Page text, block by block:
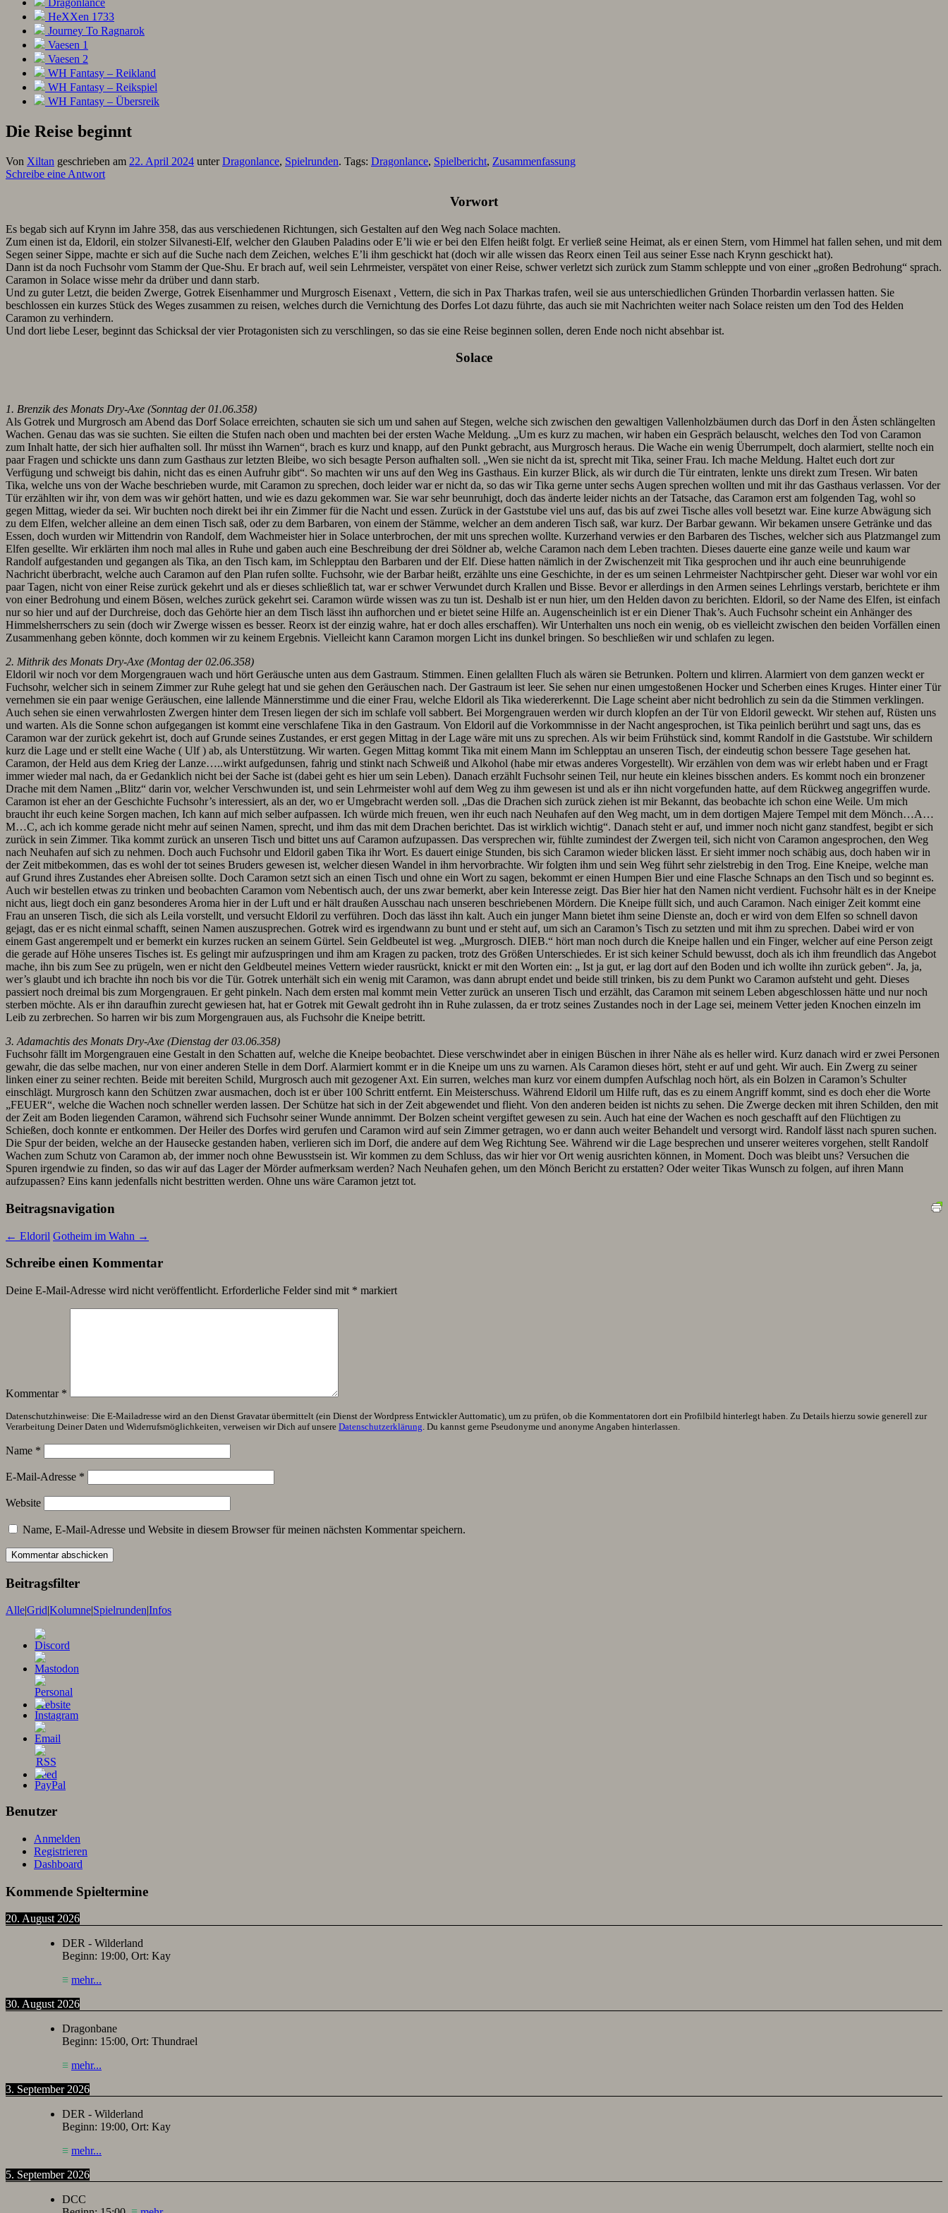
Dragonlance
HeXXen 1733
Journey To Ragnarok
Vaesen 1
Vaesen 2
WH Fantasy – Reikland
WH Fantasy – Reikspiel
WH Fantasy – Übersreik
Die Reise beginnt
Von Xiltan geschrieben am 22. April 2024 unterDragonlance, Spielrunden. Tags: Dragonlance, Spielbericht, Zusammenfassung
Schreibe eine Antwort
Vorwort
Es begab sich auf Krynn im Jahre 358, das aus verschiedenen Richtungen, sich Gestalten auf den Weg nach Solace machten.
Zum einen ist da, Eldoril, ein stolzer Silvanesti-Elf, welcher den Glauben Paladins oder E’li wie er bei den Elfen heißt folgt. Er verließ seine Heimat, als er einen Stern, vom Himmel hat fallen sehen, und mit dem
Segen seiner Sippe, machte er sich auf die Suche nach dem Zeichen, welches E’li ihm geschickt hat (doch wir alle wissen das Reorx einen Teil aus seiner Esse nach Krynn geschickt hat).
Dann ist da noch Fuchsohr vom Stamm der Que-Shu. Er brach auf, weil sein Lehrmeister, verspätet von einer Reise, schwer verletzt sich zurück zum Stamm schleppte und von einer „großen Bedrohung“ sprach.
Caramon in Solace wisse mehr da drüber und dann starb.
Und zu guter Letzt, die beiden Zwerge, Gotrek Eisenhammer und Murgrosch Eisenaxt , Vettern, die sich in Pax Tharkas trafen, weil sie aus unterschiedlichen Gründen Thorbardin verlassen hatten. Sie
beschlossen ein kurzes Stück des Weges zusammen zu reisen, welches durch die Vernichtung des Dorfes Lot dazu führte, das auch sie mit Nachrichten weiter nach Solace reisten um den Tod des Helden
Caramon zu verhindern.
Und dort liebe Leser, beginnt das Schicksal der vier Protagonisten sich zu verschlingen, so das sie eine Reise beginnen sollen, deren Ende noch nicht absehbar ist.
Solace
1. Brenzik des Monats Dry-Axe (Sonntag der 01.06.358)
Als Gotrek und Murgrosch am Abend das Dorf Solace erreichten, schauten sie sich um und sahen auf Stegen, welche sich zwischen den gewaltigen Vallenholzbäumen durch das Dorf in den Ästen schlängelten
Wachen. Genau das was sie suchten. Sie eilten die Stufen nach oben und machten bei der ersten Wache Meldung. „Um es kurz zu machen, wir haben ein Gespräch belauscht, welches den Tod von Caramon
zum Inhalt hatte, der sich hier aufhalten soll. Ihr müsst ihn Warnen“, brach es kurz und knapp, auf den Punkt gebracht, aus Murgrosch heraus. Die Wache ein wenig Überrumpelt, doch alarmiert, stellte noch ein
paar Fragen und schickte uns dann zum Gasthaus zur letzten Bleibe, wo sich besagte Person aufhalten soll. „Wen sie nicht da ist, sprecht mit Tika, seiner Frau. Ich mache Meldung. Haltet euch dort zur
Verfügung und schweigt bis dahin, nicht das es einen Aufruhr gibt“. So machten wir uns auf den Weg ins Gasthaus. Ein kurzer Blick, als wir durch die Tür eintraten, lenkte uns direkt zum Tresen. Wir baten
Tika, welche uns von der Wache beschrieben wurde, mit Caramon zu sprechen, doch leider war er nicht da, so das wir Tika gerne unter sechs Augen sprechen wollten und mit ihr das Gasthaus verlassen. Vor der
Tür erzählten wir ihr, von dem was wir gehört hatten, und wie es dazu gekommen war. Sie war sehr beunruhigt, doch das änderte leider nichts an der Tatsache, das Caramon erst am folgenden Tag, wohl so
gegen Mittag, wieder da sei. Wir buchten noch direkt bei ihr ein Zimmer für die Nacht und essen. Zurück in der Gaststube viel uns auf, das bis auf zwei Tische alles voll besetzt war. Eine kurze Abwägung sich
zu dem Elfen, welcher alleine an dem einen Tisch saß, oder zu dem Barbaren, von einem der Stämme, welcher an dem anderen Tisch saß, war kurz. Der Barbar gewann. Wir bekamen unsere Getränke und das
Essen, doch wurden wir Mittendrin von Randolf, dem Wachmeister hier in Solace unterbrochen, der mit uns sprechen wollte. Kurzerhand verwies er den Barbaren des Tisches, welcher sich aus Platzmangel zum
Elfen gesellte. Wir erklärten ihm noch mal alles in Ruhe und gaben auch eine Beschreibung der drei Söldner ab, welche Caramon nach dem Leben trachten. Dieses dauerte eine ganze weile und kaum war
Randolf aufgestanden und gegangen als Tika, an den Tisch kam, im Schlepptau den Barbaren und der Elf. Diese hatten nämlich in der Zwischenzeit mit Tika gesprochen und ihr auch eine beunruhigende
Nachricht überbracht, welche auch Caramon auf den Plan rufen sollte. Fuchsohr, wie der Barbar heißt, erzählte uns eine Geschichte, in der es um seinen Lehrmeister Nachtpirscher geht. Dieser war wohl vor ein
paar Tagen, nicht von einer Reise zurück gekehrt und als er dieses schließlich tat, war er schwer Verwundet durch Krallen und Bisse. Bevor er allerdings in den Armen seines Lehrlings verstarb, berichtete er ihm
von einer Bedrohung und einem Bösen, welches zurück gekehrt sei. Caramon würde wissen was zu tun ist. Deshalb ist er nun hier, um den Helden davon zu berichten. Eldoril, so der Name des Elfen, ist einfach
nur so hier und auf der Durchreise, doch das Gehörte hier an dem Tisch lässt ihn aufhorchen und er bietet seine Hilfe an. Augenscheinlich ist er ein Diener Thak’s. Auch Fuchsohr scheint ein Anhänger des
Himmelsherrschers zu sein (doch wir Zwerge wissen es besser. Reorx ist der einzig wahre, hat er doch alles erschaffen). Wir Unterhalten uns noch ein wenig, ob es vielleicht zwischen den beiden Vorfällen einen
Zusammenhang geben könnte, doch kommen wir zu keinem Ergebnis. Vielleicht kann Caramon morgen Licht ins dunkel bringen. So beschließen wir und schlafen zu legen.
2. Mithrik des Monats Dry-Axe (Montag der 02.06.358)
Eldoril wir noch vor dem Morgengrauen wach und hört Geräusche unten aus dem Gastraum. Stimmen. Einen gelallten Fluch als wären sie Betrunken. Poltern und klirren. Alarmiert von dem ganzen weckt er
Fuchsohr, welcher sich in seinem Zimmer zur Ruhe gelegt hat und sie gehen den Geräuschen nach. Der Gastraum ist leer. Sie sehen nur einen umgestoßenen Hocker und Scherben eines Kruges. Hinter einer Tür
vernehmen sie ein paar wenige Geräuschen, eine lallende Männerstimme und die einer Frau, welche Eldoril als Tika wiedererkennt. Die Lage scheint aber nicht bedrohlich zu sein da die Stimmen verklingen.
Auch sehen sie einen verwahrlosten Zwergen hinter dem Tresen liegen der sich im schlafe voll sabbert. Bei Morgengrauen werden wir durch klopfen an der Tür von Eldoril geweckt. Wir stehen auf, Rüsten uns
und warten. Als die Sonne schon aufgegangen ist kommt eine verschlafene Tika in den Gastraum. Von Eldoril auf die Vorkommnisse in der Nacht angesprochen, ist Tika peinlich berührt und sagt uns, das es
Caramon war der zurück gekehrt ist, doch auf Grunde seines Zustandes, er erst gegen Mittag in der Lage wäre mit uns zu sprechen. Als wir beim Frühstück sind, kommt Randolf in die Gaststube. Wir schildern
kurz die Lage und er stellt eine Wache ( Ulf ) ab, als Unterstützung. Wir warten. Gegen Mittag kommt Tika mit einem Mann im Schlepptau an unseren Tisch, der eindeutig schon bessere Tage gesehen hat.
Caramon, der Held aus dem Krieg der Lanze…..wirkt aufgedunsen, fahrig und stinkt nach Schweiß und Alkohol (habe mir etwas anderes Vorgestellt). Wir erzählen von dem was wir erlebt haben und er Fragt
immer wieder mal nach, da er Gedanklich nicht bei der Sache ist (dabei geht es hier um sein Leben). Danach erzählt Fuchsohr seinen Teil, nur heute ein kleines bisschen anders. Es kommt noch ein bronzener
Drache mit dem Namen „Blitz“ darin vor, welcher Verschwunden ist, und sein Lehrmeister wohl auf dem Weg zu ihm gewesen ist und als er ihn nicht vorgefunden hatte, auf dem Rückweg angegriffen wurde.
Caramon ist eher an der Geschichte Fuchsohr’s interessiert, als an der, wo er Umgebracht werden soll. „Das die Drachen sich zurück ziehen ist mir Bekannt, das beobachte ich schon eine Weile. Um mich
braucht ihr euch keine Sorgen machen, Ich kann auf mich selber aufpassen. Ich würde mich freuen, wen ihr euch nach Neuhafen auf den Weg macht, um in dem dortigen Majere Tempel mit dem Mönch…A…
M…C, ach ich komme gerade nicht mehr auf seinen Namen, sprecht, und ihm das mit dem Drachen berichtet. Das ist wirklich wichtig“. Danach steht er auf, und immer noch nicht ganz standfest, begibt er sich
zurück in sein Zimmer. Tika kommt zurück an unseren Tisch und bittet uns auf Caramon aufzupassen. Das versprechen wir, fühlte zumindest der Zwergen teil, sich nicht von Caramon angesprochen, den Weg
nach Neuhafen auf sich zu nehmen. Doch auch Fuchsohr und Eldoril gaben Tika ihr Wort. Es dauert einige Stunden, bis sich Caramon wieder blicken lässt. Er sieht immer noch schäbig aus, doch haben wir in
der Zeit mitbekommen, das es wohl der tot seines Bruders gewesen ist, welcher diesen Wandel in ihm hervorbrachte. Wir folgten ihm und sein Weg führt sehr zielstrebig in den Trog. Eine Kneipe, welche man
auf Grund ihres Zustandes eher Abreisen sollte. Doch Caramon setzt sich an einen Tisch und ohne ein Wort zu sagen, bekommt er einen Humpen Bier und eine Flasche Schnaps an den Tisch und so beginnt es.
Auch wir bestellen etwas zu trinken und beobachten Caramon vom Nebentisch auch, der uns zwar bemerkt, aber kein Interesse zeigt. Das Bier hier hat den Namen nicht verdient. Fuchsohr hält es in der Kneipe
nicht aus, liegt doch ein ganz besonderes Aroma hier in der Luft und er hält draußen Ausschau nach unseren beschriebenen Mördern. Die Kneipe füllt sich, und auch Caramon. Nach einiger Zeit kommt eine
Frau an unseren Tisch, die sich als Leila vorstellt, und versucht Eldoril zu verführen. Doch das lässt ihn kalt. Auch ein junger Mann bietet ihm seine Dienste an, doch er wird von dem Elfen so schnell davon
gejagt, das er es nicht einmal schafft, seinen Namen auszusprechen. Gotrek wird es irgendwann zu bunt und er steht auf, um sich an Caramon’s Tisch zu setzten und mit ihm zu sprechen. Dabei wird er von
einem Gast angerempelt und er bemerkt ein kurzes rucken an seinem Gürtel. Sein Geldbeutel ist weg. „Murgrosch. DIEB.“ hört man noch durch die Kneipe hallen und ein Finger, welcher auf eine Person zeigt
die gerade auf Höhe unseres Tisches ist. Es gelingt mir aufzuspringen und ihm am Kragen zu packen, trotz des Größen Unterschiedes. Er ist sich keiner Schuld bewusst, doch als ich ihm freundlich das Angebot
mache, ihn bis zum See zu prügeln, wen er nicht den Geldbeutel meines Vettern wieder rausrückt, knickt er mit den Worten ein: „ Ist ja gut, er lag dort auf den Boden und ich wollte ihn zurück geben“. Ja, ja,
wer’s glaubt und ich brachte ihn noch bis vor die Tür. Gotrek unterhält sich ein wenig mit Caramon, was dann abrupt endet und beide still trinken, bis zu dem Punkt wo Caramon aufsteht und geht. Dieses
passiert noch dreimal bis zum Morgengrauen. Er geht pinkeln. Nach dem ersten mal kommt mein Vetter zurück an unseren Tisch und erzählt, das Caramon mit seinem Leben abgeschlossen hätte und nur noch
sterben möchte. Als er ihn daraufhin zurecht gewiesen hat, hat er Gotrek mit Gewalt gedroht ihn in Ruhe zulassen, da er trotz seines Zustandes noch in der Lage sei, meinem Vetter jeden Knochen einzeln im
Leib zu zerbrechen. So harren wir bis zum Morgengrauen aus, als Fuchsohr die Kneipe betritt.
3. Adamachtis des Monats Dry-Axe (Dienstag der 03.06.358)
Fuchsohr fällt im Morgengrauen eine Gestalt in den Schatten auf, welche die Kneipe beobachtet. Diese verschwindet aber in einigen Büschen in ihrer Nähe als es heller wird. Kurz danach wird er zwei Personen
gewahr, die das selbe machen, nur von einer anderen Stelle in dem Dorf. Alarmiert kommt er in die Kneipe um uns zu warnen. Als Caramon dieses hört, steht er auf und geht. Wir auch. Ein Zwerg zu seiner
linken einer zu seiner rechten. Beide mit bereiten Schild, Murgrosch auch mit gezogener Axt. Ein surren, welches man kurz vor einem dumpfen Aufschlag noch hört, als ein Bolzen in Caramon’s Schulter
einschlägt. Murgrosch kann den Schützen zwar ausmachen, doch ist er über 100 Schritt entfernt. Ein Meisterschuss. Während Eldoril um Hilfe ruft, das es zu einem Angriff kommt, sind es doch eher die Worte
„FEUER“, welche die Wachen noch schneller werden lassen. Der Schütze hat sich in der Zeit abgewendet und flieht. Von den anderen beiden ist nichts zu sehen. Die Zwerge decken mit ihren Schilden, den mit
der Zeit am Boden liegenden Caramon, während sich Fuchsohr seiner Wunde annimmt. Der Bolzen scheint vergiftet gewesen zu sein. Auch hat eine der Wachen es noch geschafft auf den Flüchtigen zu
Schießen, doch konnte er entkommen. Der Heiler des Dorfes wird gerufen und Caramon wird auf sein Zimmer getragen, wo er dann auch weiter Behandelt und versorgt wird. Randolf lässt nach spuren suchen.
Die Spur der beiden, welche an der Hausecke gestanden haben, verlieren sich im Dorf, die andere auf dem Weg Richtung See. Während wir die Lage besprechen und unserer weiteres vorgehen, stellt Randolf
Wachen zum Schutz von Caramon ab, der immer noch ohne Bewusstsein ist. Wir kommen zu dem Schluss, das wir hier vor Ort wenig ausrichten können, in Moment. Doch was bleibt uns? Versuchen die
Spuren irgendwie zu finden, so das wir auf das Lager der Mörder aufmerksam werden? Nach Neuhafen gehen, um den Mönch Bericht zu erstatten? Oder weiter Tikas Wunsch zu folgen, auf ihren Mann
aufzupassen? Eins kann jedenfalls nicht bestritten werden. Ohne uns wäre Caramon jetzt tot.
Beitragsnavigation
← Eldoril Gotheim im Wahn →
Schreibe einen Kommentar
Deine E-Mail-Adresse wird nicht veröffentlicht. Erforderliche Felder sind mit * markiert
Kommentar *
Datenschutzhinweise: Die E-Mailadresse wird an den Dienst Gravatar übermittelt (ein Dienst der Wordpress Entwickler Auttomatic), um zu prüfen, ob die Kommentatoren dort ein Profilbild hinterlegt haben. Zu Details hierzu sowie generell zur
Verarbeitung Deiner Daten und Widerrufsmöglichkeiten, verweisen wir Dich auf unsere Datenschutzerklärung. Du kannst gerne Pseudonyme und anonyme Angaben hinterlassen.
Name *
E-Mail-Adresse *
Website
Name, E-Mail-Adresse und Website in diesem Browser für meinen nächsten Kommentar speichern.
Beitragsfilter
Alle|Grid|Kolumne|Spielrunden|Infos
Benutzer
Anmelden
Registrieren
Dashboard
Kommende Spieltermine
20. August 2026
DER - Wilderland
Beginn: 19:00, Ort: Kay
≡ mehr...
30. August 2026
Dragonbane
Beginn: 15:00, Ort: Thundrael
≡ mehr...
3. September 2026
DER - Wilderland
Beginn: 19:00, Ort: Kay
≡ mehr...
5. September 2026
DCC